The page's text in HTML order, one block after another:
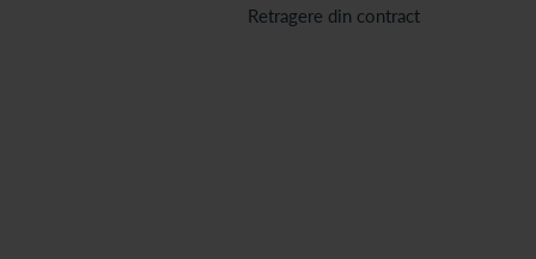
Retragere din contract